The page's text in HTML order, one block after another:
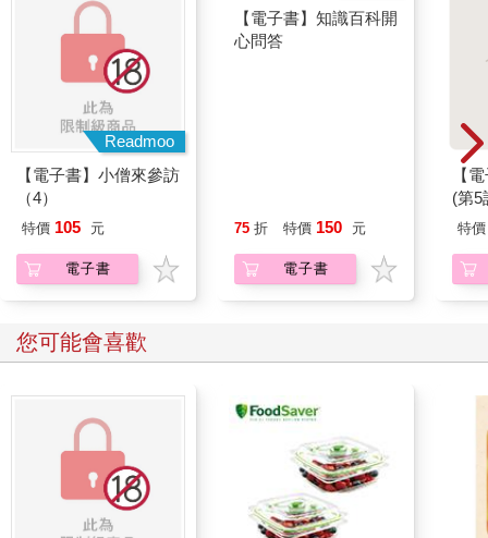
Readmoo
【電子書】小僧來參訪
（4）
特價 105 元
電子書
75 折 特價 150 元
電子書
【
(第5
特價
您可能會喜歡